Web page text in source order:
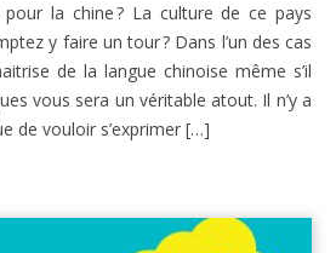
la chine ? La culture de ce pays
y faire un tour ? Dans l’un des cas
de la langue chinoise même s’il
vous sera un véritable atout. Il n’y a
de vouloir s’exprimer […]